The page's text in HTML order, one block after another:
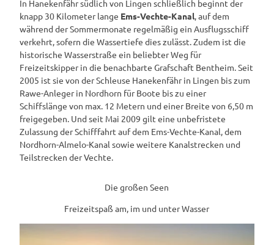
In Hanekenfähr südlich von Lingen schließlich beginnt der
knapp 30 Kilometer lange Ems-Vechte-Kanal, auf dem
während der Sommermonate regelmäßig ein Ausflugsschiff
verkehrt, sofern die Wassertiefe dies zulässt. Zudem ist die
historische Wasserstraße ein beliebter Weg für
Freizeitskipper in die benachbarte Grafschaft Bentheim. Seit
2005 ist sie von der Schleuse Hanekenfähr in Lingen bis zum
Rawe-Anleger in Nordhorn für Boote bis zu einer
Schiffslänge von max. 12 Metern und einer Breite von 6,50 m
freigegeben. Und seit Mai 2009 gilt eine unbefristete
Zulassung der Schifffahrt auf dem Ems-Vechte-Kanal, dem
Nordhorn-Almelo-Kanal sowie weitere Kanalstrecken und
Teilstrecken der Vechte.
Die großen Seen
Freizeitspaß am, im und unter Wasser